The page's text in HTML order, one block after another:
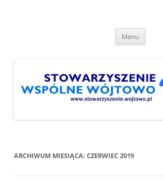
Wójtowo"
Menu
ARCHIWUM MIESIĄCA: CZERWIEC 2019